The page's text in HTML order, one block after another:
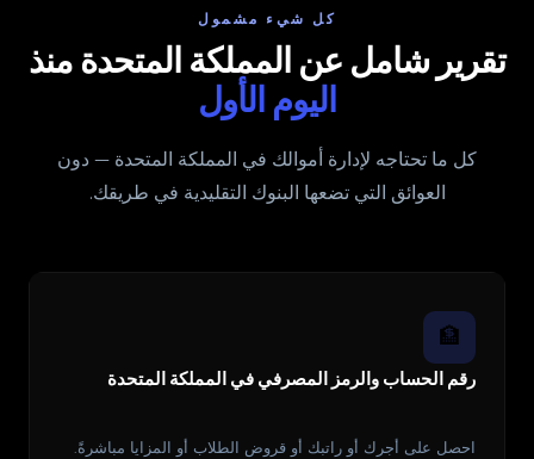
كل شيء مشمول
تقرير شامل عن المملكة المتحدة منذ
اليوم الأول
كل ما تحتاجه لإدارة أموالك في المملكة المتحدة — دون
العوائق التي تضعها البنوك التقليدية في طريقك.
🏦
رقم الحساب والرمز المصرفي في المملكة المتحدة
احصل على أجرك أو راتبك أو قروض الطلاب أو المزايا مباشرةً.